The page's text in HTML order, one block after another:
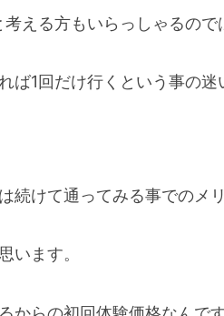
える方もいらっしゃるので
ば1回だけ行くという事の迷
続けて通ってみる事でのメ
います。